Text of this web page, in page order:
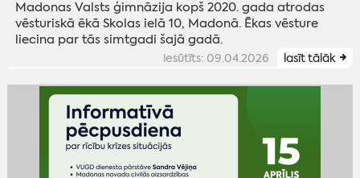
Madonas Valsts ģimnāzija kopš 2020. gada atrodas
vēsturiskā ēkā Skolas ielā 10, Madonā. Ēkas vēsture
liecina par tās simtgadi šajā gadā.
iesūtīts: 09.04.2026 lasīt tālāk